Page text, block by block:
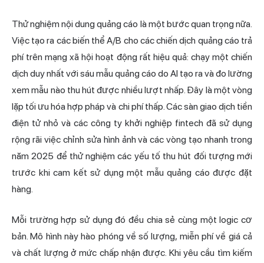
Thử nghiệm nội dung quảng cáo là một bước quan trọng nữa.
Việc tạo ra các biến thể A/B cho các chiến dịch quảng cáo trả
phí trên mạng xã hội hoạt động rất hiệu quả: chạy một chiến
dịch duy nhất với sáu mẫu quảng cáo do AI tạo ra và đo lường
xem mẫu nào thu hút được nhiều lượt nhấp. Đây là một vòng
lặp tối ưu hóa hợp pháp và chi phí thấp. Các sàn giao dịch tiền
điện tử nhỏ và các công ty khởi nghiệp fintech đã sử dụng
rộng rãi việc chỉnh sửa hình ảnh và các vòng tạo nhanh trong
năm 2025 để thử nghiệm các yếu tố thu hút đối tượng mới
trước khi cam kết sử dụng một mẫu quảng cáo được đặt
hàng.
Mỗi trường hợp sử dụng đó đều chia sẻ cùng một logic cơ
bản. Mô hình này hào phóng về số lượng, miễn phí về giá cả
và chất lượng ở mức chấp nhận được. Khi yêu cầu tìm kiếm